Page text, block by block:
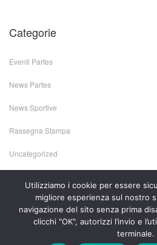
Categorie
Eventi Partes
News Partes
News Sportive
Rassegna Stampa
Uncategorized
Utilizziamo i cookie per essere
migliore esperienza sul nostro
navigazione del sito senza prima
clicchi "OK", autorizzi l’invio e
terminale.